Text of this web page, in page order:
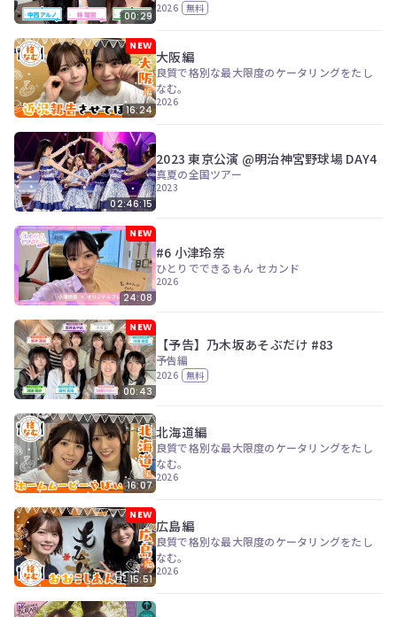
00:29
2026 無料
NEW
16:24
大阪編
良質で格別な最大限度のケータリングをたし
なむ。
2026
02:46:15
2023 東京公演 @明治神宮野球場 DAY4
真夏の全国ツアー
2023
NEW
24:08
#6 小津玲奈
ひとりでできるもん セカンド
2026
NEW
00:43
【予告】乃木坂あそぶだけ #83
予告編
2026 無料
16:07
北海道編
良質で格別な最大限度のケータリングをたし
なむ。
2026
NEW
15:51
広島編
良質で格別な最大限度のケータリングをたし
なむ。
2026